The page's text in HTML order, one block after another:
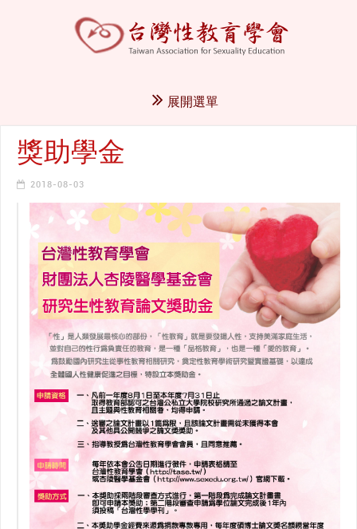
展開選單
獎助學金
2018-08-03